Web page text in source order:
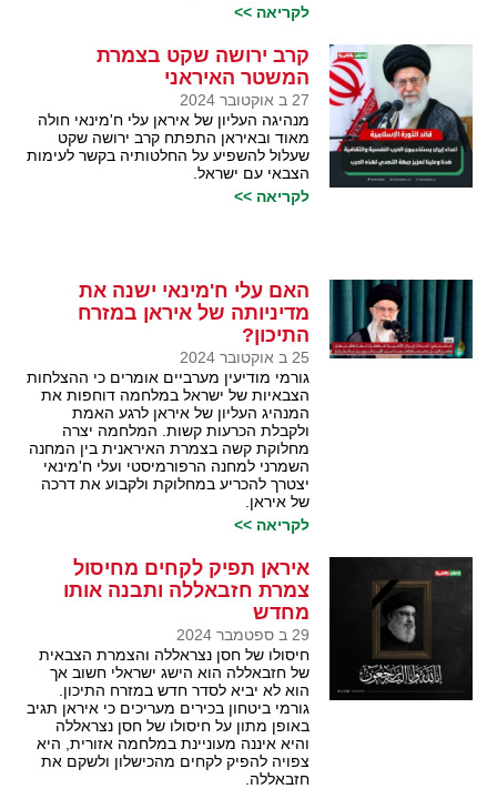
לקריאה >>
קרב ירושה שקט בצמרת
המשטר האיראני
27 ב אוקטובר 2024
מנהיגה העליון של איראן עלי ח'מינאי חולה
מאוד ובאיראן התפתח קרב ירושה שקט
שעלול להשפיע על החלטותיה בקשר לעימות
הצבאי עם ישראל.
לקריאה >>
האם עלי ח'מינאי ישנה את
מדיניותה של איראן במזרח
התיכון?
25 ב אוקטובר 2024
גורמי מודיעין מערביים אומרים כי ההצלחות
הצבאיות של ישראל במלחמה דוחפות את
המנהיג העליון של איראן לרגע האמת
ולקבלת הכרעות קשות. המלחמה יצרה
מחלוקת קשה בצמרת האיראנית בין המחנה
השמרני למחנה הרפורמיסטי ועלי ח'מינאי
יצטרך להכריע במחלוקת ולקבוע את דרכה
של איראן.
לקריאה >>
איראן תפיק לקחים מחיסול
צמרת חזבאללה ותבנה אותו
מחדש
29 ב ספטמבר 2024
חיסולו של חסן נצראללה והצמרת הצבאית
של חזבאללה הוא הישג ישראלי חשוב אך
הוא לא יביא לסדר חדש במזרח התיכון.
גורמי ביטחון בכירים מעריכים כי איראן תגיב
באופן מתון על חיסולו של חסן נצראללה
והיא איננה מעוניינת במלחמה אזורית, היא
צפויה להפיק לקחים מהכישלון ולשקם את
חזבאללה.